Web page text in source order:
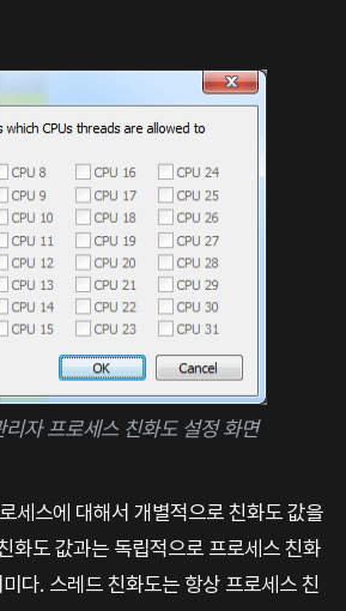
리자 프로세스 친화도 설정 화면
세스에 대해서 개별적으로 친화도 값을
화도 값과는 독립적으로 프로세스 친화
다. 스레드 친화도는 항상 프로세스 친